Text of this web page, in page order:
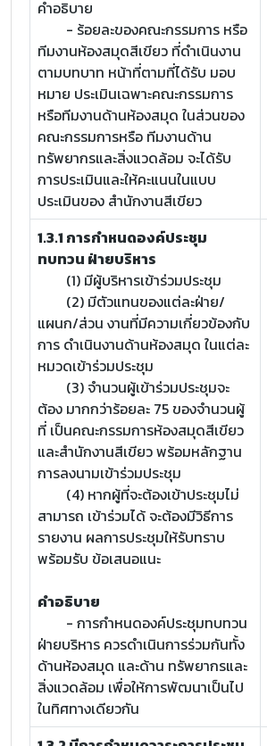
คำอธิบาย
- ร้อยละของคณะกรรมการ หรือ
ทีมงานห้องสมุดสีเขียว ที่ดำเนินงาน
ตามบทบาท หน้าที่ตามที่ได้รับ มอบ
หมาย ประเมินเฉพาะคณะกรรมการ
หรือทีมงานด้านห้องสมุด ในส่วนของ
คณะกรรมการหรือ ทีมงานด้าน
ทรัพยากรและสิ่งแวดล้อม จะได้รับ
การประเมินและให้คะแนนในแบบ
ประเมินของ สำนักงานสีเขียว
1.3.1 การกำหนดองค์ประชุม
ทบทวน ฝ่ายบริหาร
(1) มีผู้บริหารเข้าร่วมประชุม
(2) มีตัวแทนของแต่ละฝ่าย/
แผนก/ส่วน งานที่มีความเกี่ยวข้องกับ
การ ดำเนินงานด้านห้องสมุด ในแต่ละ
หมวดเข้าร่วมประชุม
(3) จำนวนผู้เข้าร่วมประชุมจะ
ต้อง มากกว่าร้อยละ 75 ของจำนวนผู้
ที่ เป็นคณะกรรมการห้องสมุดสีเขียว
และสำนักงานสีเขียว พร้อมหลักฐาน
การลงนามเข้าร่วมประชุม
(4) หากผู้ที่จะต้องเข้าประชุมไม่
สามารถ เข้าร่วมได้ จะต้องมีวิธีการ
รายงาน ผลการประชุมให้รับทราบ
พร้อมรับ ข้อเสนอแนะ
คำอธิบาย
- การกำหนดองค์ประชุมทบทวน
ฝ่ายบริหาร ควรดำเนินการร่วมกันทั้ง
ด้านห้องสมุด และด้าน ทรัพยากรและ
สิ่งแวดล้อม เพื่อให้การพัฒนาเป็นไป
ในทิศทางเดียวกัน